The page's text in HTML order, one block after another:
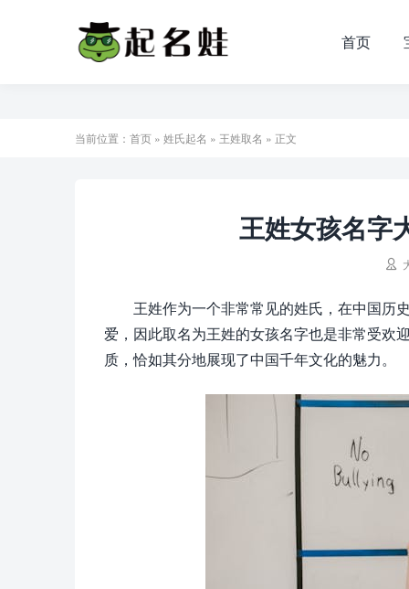
首页
当前位置： 首页 » 姓氏起名 » 王姓取名 » 正文
王姓女孩名字

王姓作为一个非常常见的姓氏，在中国历
爱，因此取名为王姓的女孩名字也是非常受欢
质，恰如其分地展现了中国千年文化的魅力。